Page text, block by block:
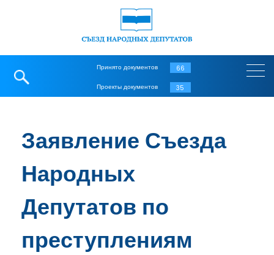
Принято документов 66
Проекты документов 35
Заявление Съезда
Народных
Депутатов по
преступлениям